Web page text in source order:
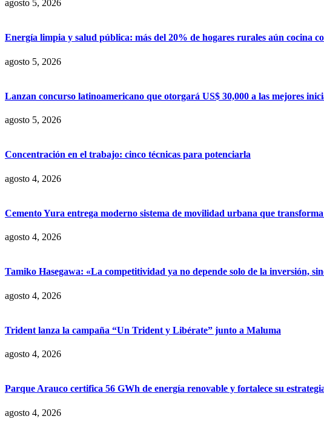
agosto 5, 2026
Energía limpia y salud pública: más del 20% de hogares rurales aún cocina
agosto 5, 2026
Lanzan concurso latinoamericano que otorgará US$ 30,000 a las mejores
agosto 5, 2026
Concentración en el trabajo: cinco técnicas para potenciarla
agosto 4, 2026
Cemento Yura entrega moderno sistema de movilidad urbana que
agosto 4, 2026
Tamiko Hasegawa: «La competitividad ya no depende solo de la inversión,
agosto 4, 2026
Trident lanza la campaña “Un Trident y Libérate” junto a Maluma
agosto 4, 2026
Parque Arauco certifica 56 GWh de energía renovable y fortalece su
agosto 4, 2026